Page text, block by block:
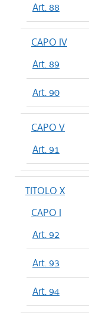
Art. 88
CAPO IV
Art. 89
Art. 90
CAPO V
Art. 91
TITOLO X
CAPO I
Art. 92
Art. 93
Art. 94